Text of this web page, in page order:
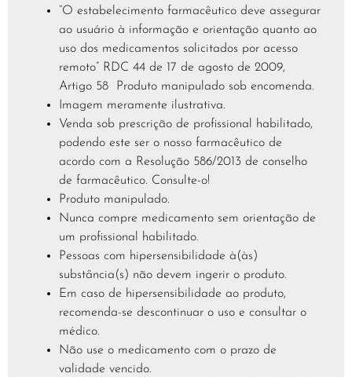
“O estabelecimento farmacêutico deve assegurar
ao usuário à informação e orientação quanto ao
uso dos medicamentos solicitados por acesso
remoto” RDC 44 de 17 de agosto de 2009,
Artigo 58 Produto manipulado sob encomenda.
Imagem meramente ilustrativa.
Venda sob prescrição de profissional habilitado,
podendo este ser o nosso farmacêutico de
acordo com a Resolução 586/2013 de conselho
de farmacêutico. Consulte-o!
Produto manipulado.
Nunca compre medicamento sem orientação de
um profissional habilitado.
Pessoas com hipersensibilidade à(às)
substância(s) não devem ingerir o produto.
Em caso de hipersensibilidade ao produto,
recomenda-se descontinuar o uso e consultar o
médico.
Não use o medicamento com o prazo de
validade vencido.